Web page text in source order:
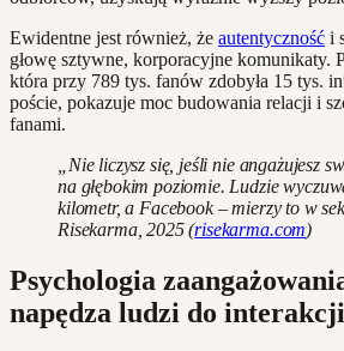
Ewidentne jest również, że autentyczność i
głowę sztywne, korporacyjne komunikaty.
która przy 789 tys. fanów zdobyła 15 tys.
poście, pokazuje moc budowania relacji i
fanami.
„Nie liczysz się, jeśli nie angażujesz
na głębokim poziomie. Ludzie
kilometr, a Facebook – mierzy to w
Risekarma, 2025 (risekarma.com)
Psychologia
napędza ludzi do interakcji